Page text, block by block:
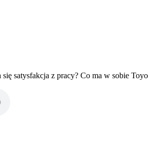
satysfakcja z pracy? Co ma w sobie